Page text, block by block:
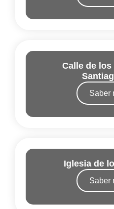
Calle de
Saber
Iglesia de
Saber